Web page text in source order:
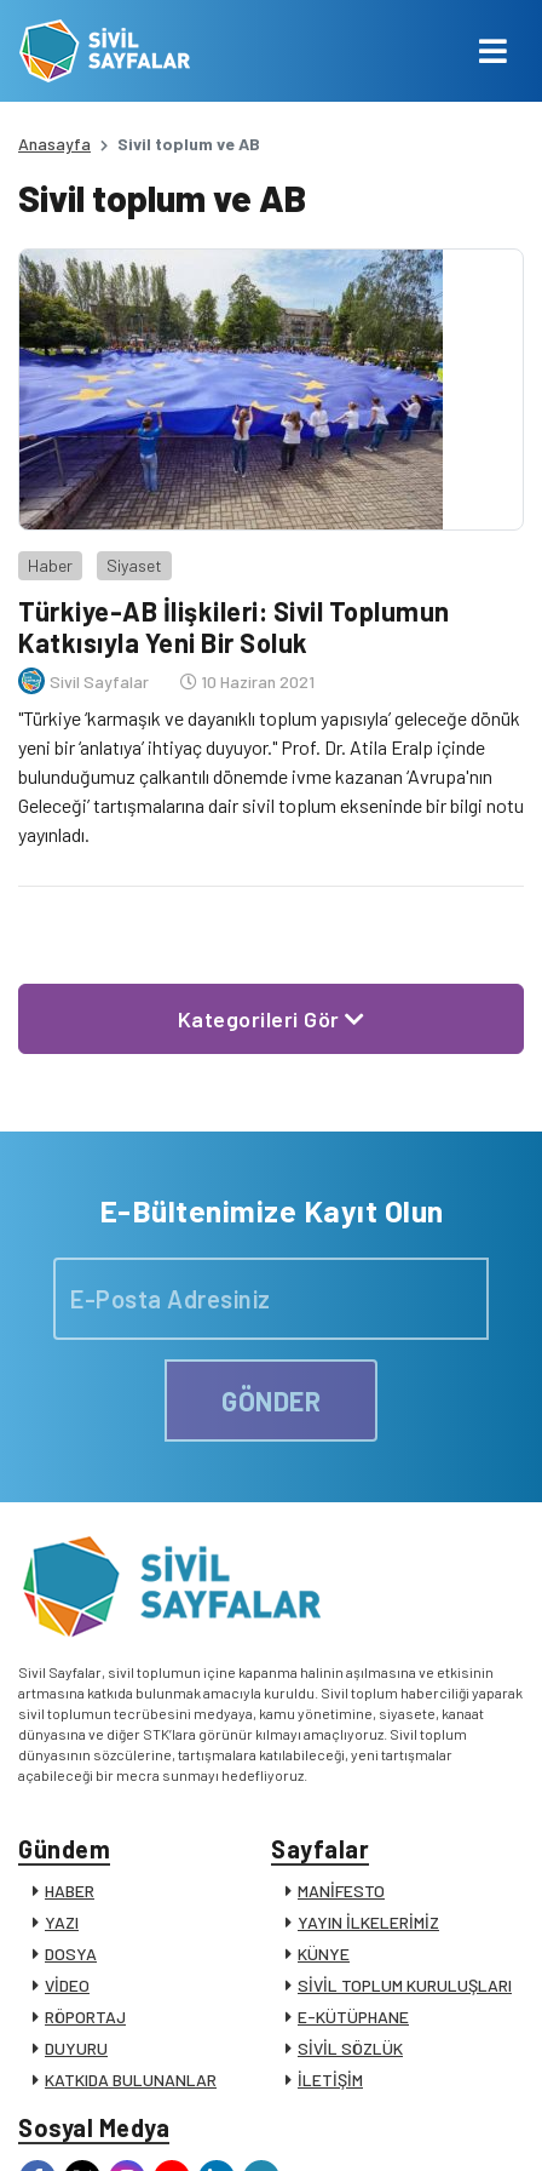
Anasayfa Sivil toplum ve AB
Sivil toplum ve AB
Haber Siyaset
Türkiye-AB İlişkileri: Sivil Toplumun
Katkısıyla Yeni Bir Soluk
Sivil Sayfalar 10 Haziran 2021
"Türkiye ‘karmaşık ve dayanıklı toplum yapısıyla’ geleceğe dönük
yeni bir ‘anlatıya’ ihtiyaç duyuyor." Prof. Dr. Atila Eralp içinde
bulunduğumuz çalkantılı dönemde ivme kazanan ‘Avrupa'nın
Geleceği’ tartışmalarına dair sivil toplum ekseninde bir bilgi notu
yayınladı.
Kategorileri Gör
E-Bültenimize Kayıt Olun
GÖNDER
Sivil Sayfalar, sivil toplumun içine kapanma halinin aşılmasına ve etkisinin
artmasına katkıda bulunmak amacıyla kuruldu. Sivil toplum haberciliği yaparak
sivil toplumun tecrübesini medyaya, kamu yönetimine, siyasete, kanaat
dünyasına ve diğer STK’lara görünür kılmayı amaçlıyoruz. Sivil toplum
dünyasının sözcülerine, tartışmalara katılabileceği, yeni tartışmalar
açabileceği bir mecra sunmayı hedefliyoruz.
Gündem
HABER
YAZI
DOSYA
VİDEO
RÖPORTAJ
DUYURU
KATKIDA BULUNANLAR
Sayfalar
MANİFESTO
YAYIN İLKELERİMİZ
KÜNYE
SİVİL TOPLUM KURULUŞLARI
E-KÜTÜPHANE
SİVİL SÖZLÜK
İLETİŞİM
Sosyal Medya